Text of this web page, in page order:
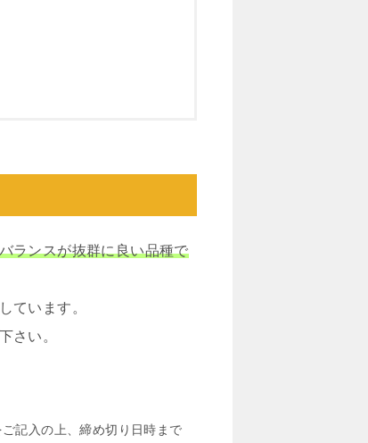
ランスが抜群に良い品種で
ています。
さい。
記入の上、締め切り日時まで